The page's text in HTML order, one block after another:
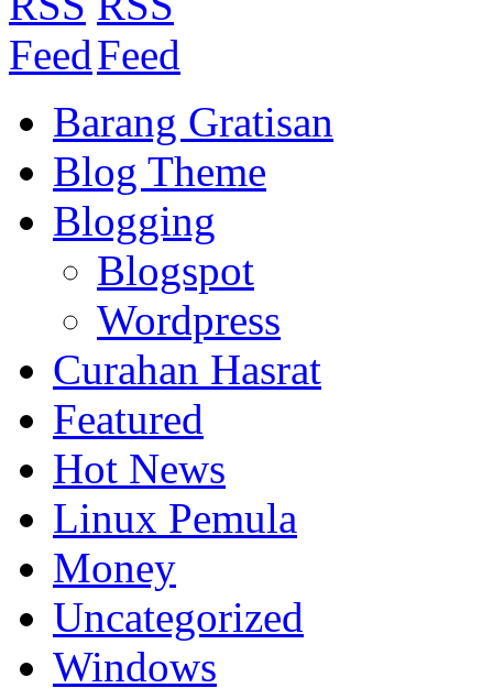
Barang Gratisan
Blog Theme
Blogging
Blogspot
Wordpress
Curahan Hasrat
Featured
Hot News
Linux Pemula
Money
Uncategorized
Windows